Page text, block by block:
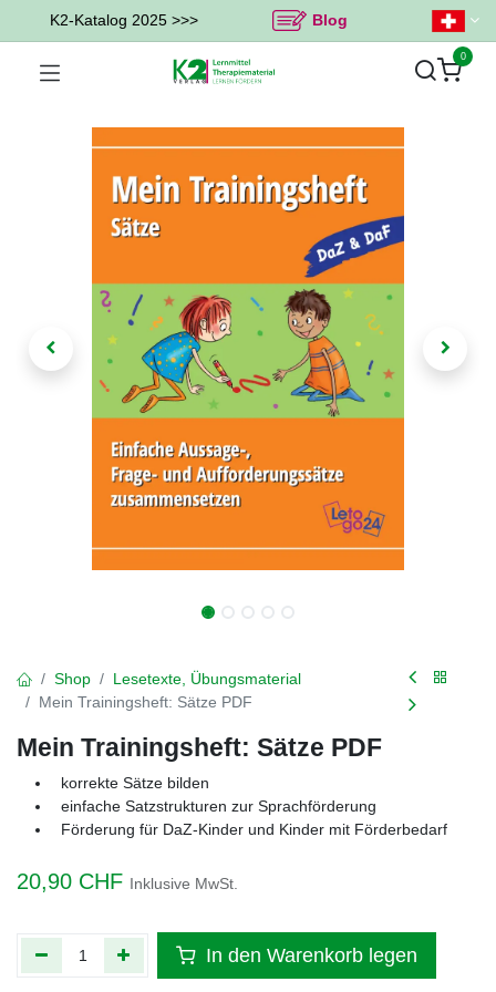
K2-Katalog 2025 >>> Blog
0
Shop
Lesetexte, Übungsmaterial
Mein Trainingsheft: Sätze PDF
Mein Trainingsheft: Sätze PDF
korrekte Sätze bilden
einfache Satzstrukturen zur Sprachförderung
Förderung für DaZ-Kinder und Kinder mit Förderbedarf
20,90 CHF Inklusive MwSt.
In den Warenkorb legen